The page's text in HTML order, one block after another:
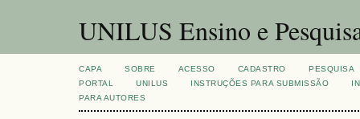
UNILUS Ensino e
CAPA SOBRE ACESSO CADASTRO
PESQUISA
PORTAL
UNILUS INSTRUÇÕES PARA SUBMISSÃO
PARA AUTORES